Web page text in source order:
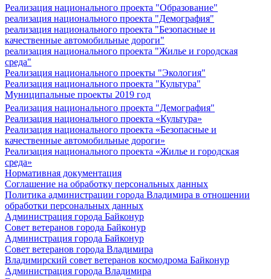
Реализация национального проекта "Образование"
реализация национального проекта "Демография"
реализация национального проекта "Безопасные и
качественные автомобильные дороги"
реализация национального проекта "Жилье и городская
среда"
Реализация национального проекты "Экология"
Реализация национального проекта "Культура"
Муниципальные проекты 2019 год
Реализация национального проекта "Демография"
Реализация национального проекта «Культура»
Реализация национального проекта «Безопасные и
качественные автомобильные дороги»
Реализация национального проекта «Жилье и городская
среда»
Нормативная документация
Соглашение на обработку персональных данных
Политика администрации города Владимира в отношении
обработки персональных данных
Администрация города Байконур
Совет ветеранов города Байконур
Администрация города Байконур
Совет ветеранов города Владимира
Владимирский совет ветеранов космодрома Байконур
Администрация города Владимира